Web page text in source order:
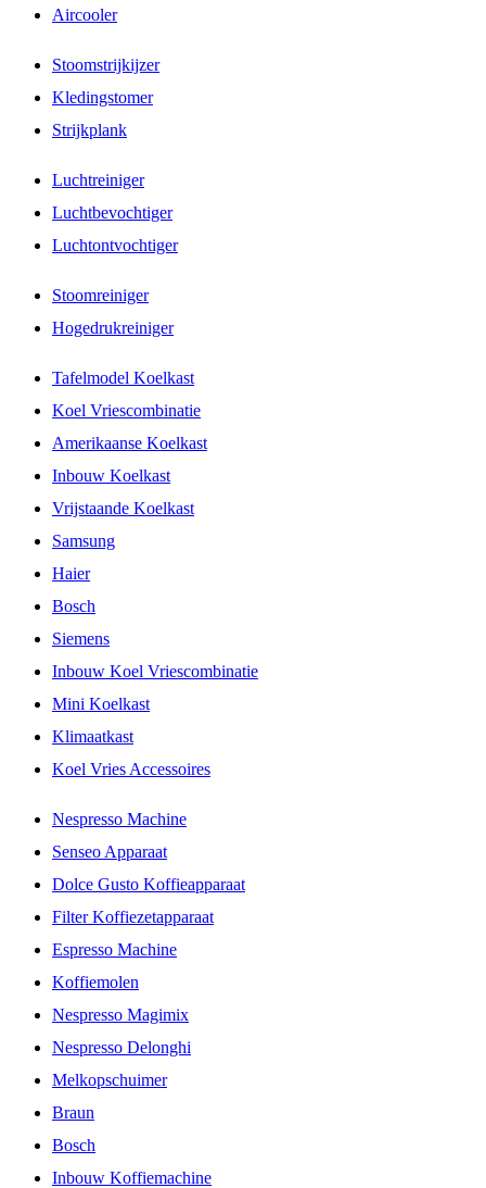
Aircooler
Stoomstrijkijzer
Kledingstomer
Strijkplank
Luchtreiniger
Luchtbevochtiger
Luchtontvochtiger
Stoomreiniger
Hogedrukreiniger
Tafelmodel Koelkast
Koel Vriescombinatie
Amerikaanse Koelkast
Inbouw Koelkast
Vrijstaande Koelkast
Samsung
Haier
Bosch
Siemens
Inbouw Koel Vriescombinatie
Mini Koelkast
Klimaatkast
Koel Vries Accessoires
Nespresso Machine
Senseo Apparaat
Dolce Gusto Koffieapparaat
Filter Koffiezetapparaat
Espresso Machine
Koffiemolen
Nespresso Magimix
Nespresso Delonghi
Melkopschuimer
Braun
Bosch
Inbouw Koffiemachine